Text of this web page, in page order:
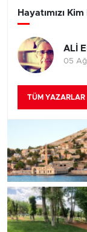
Hayatımızı
ALİ
05
TÜM YAZARLAR